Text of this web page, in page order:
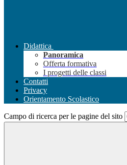
Didattica
Panoramica
Offerta formativa
I progetti delle classi
Contatti
Privacy
Orientamento Scolastico
Campo di ricerca per le pagine del sito